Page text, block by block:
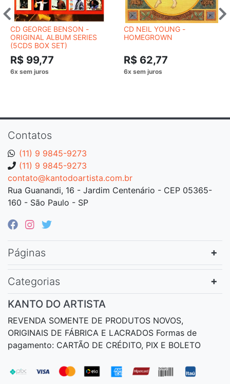
CD GEORGE BENSON -
ORIGINAL ALBUM SERIES
(5CDS BOX SET)
R$ 99,77
CD NEIL YOUNG -
HOMEGROWN
R$ 62,77
Contatos
(11) 9 9845-9273
(11) 9 9845-9273
contato@kantodoartista.com.br
Rua Guanandi, 16 - Jardim Centenário - CEP 05365-
160 - São Paulo - SP
Páginas
Categorias
KANTO DO ARTISTA
REVENDA SOMENTE DE PRODUTOS NOVOS,
ORIGINAIS DE FÁBRICA E LACRADOS Formas de
pagamento: CARTÃO DE CRÉDITO, PIX E BOLETO